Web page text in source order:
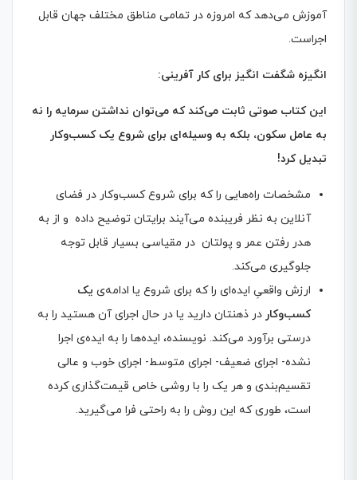
آموزش می‌دهد که امروزه در تمامی مناطق مختلف جهان قابل
اجراست.
انگیزه شگفت انگیز برای کار آفرینی:
این کتاب صوتی ثابت می‌کند که می‌توان نداشتن سرمایه را نه
به عامل سکون، بلکه به وسیله‌ای برای شروع یک کسب‌و‌کار
تبدیل کرد!
مشخصات راه‌هایی را که برای شروع کسب‌وکار در فضای
آنلاین به نظر فریبنده می‌آیند برایتان توضیح داده و از به
هدر رفتن عمر و پولتان در مقیاسی بسیار قابل توجه
جلوگیری می‌کند.
ارزش واقعیِ ایده‌ای را که برای شروع یا ادامه‌ی یک
کسب‌و‌کار در ذهنتان دارید یا در حال اجرای آن هستید را به
درستی برآورد می‌کند. نویسنده، ایده‌ها را به ایده‌ی اجرا
نشده- اجرای ضعیف- اجرای متوسط- اجرای خوب و عالی
تقسیم‌بندی و هر یک را با روشی خاص قیمت‌گذاری کرده
است، طوری که این روش را به راحتی فرا می‌گیرید.